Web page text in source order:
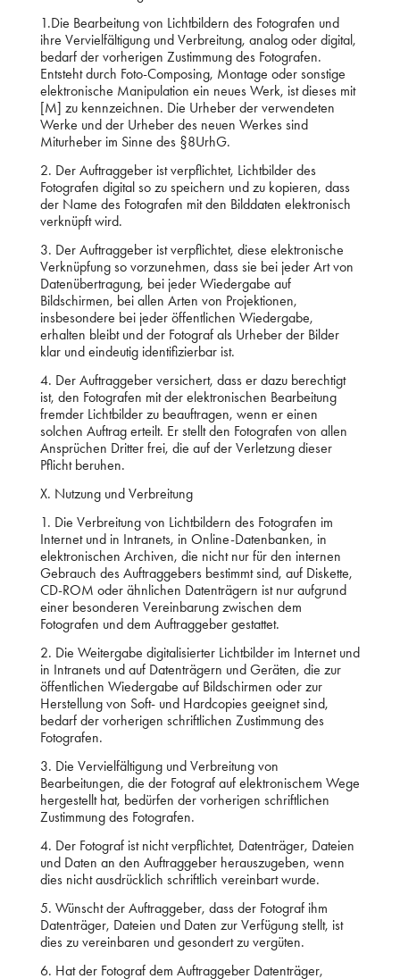
1.Die Bearbeitung von Lichtbildern des Fotografen und
ihre Vervielfältigung und Verbreitung, analog oder digital,
bedarf der vorherigen Zustimmung des Fotografen.
Entsteht durch Foto-Composing, Montage oder sonstige
elektronische Manipulation ein neues Werk, ist dieses mit
[M] zu kennzeichnen. Die Urheber der verwendeten
Werke und der Urheber des neuen Werkes sind
Miturheber im Sinne des §8UrhG.
2. Der Auftraggeber ist verpflichtet, Lichtbilder des
Fotografen digital so zu speichern und zu kopieren, dass
der Name des Fotografen mit den Bilddaten elektronisch
verknüpft wird.
3. Der Auftraggeber ist verpflichtet, diese elektronische
Verknüpfung so vorzunehmen, dass sie bei jeder Art von
Datenübertragung, bei jeder Wiedergabe auf
Bildschirmen, bei allen Arten von Projektionen,
insbesondere bei jeder öffentlichen Wiedergabe,
erhalten bleibt und der Fotograf als Urheber der Bilder
klar und eindeutig identifizierbar ist.
4. Der Auftraggeber versichert, dass er dazu berechtigt
ist, den Fotografen mit der elektronischen Bearbeitung
fremder Lichtbilder zu beauftragen, wenn er einen
solchen Auftrag erteilt. Er stellt den Fotografen von allen
Ansprüchen Dritter frei, die auf der Verletzung dieser
Pflicht beruhen.
X. Nutzung und Verbreitung
1. Die Verbreitung von Lichtbildern des Fotografen im
Internet und in Intranets, in Online-Datenbanken, in
elektronischen Archiven, die nicht nur für den internen
Gebrauch des Auftraggebers bestimmt sind, auf Diskette,
CD-ROM oder ähnlichen Datenträgern ist nur aufgrund
einer besonderen Vereinbarung zwischen dem
Fotografen und dem Auftraggeber gestattet.
2. Die Weitergabe digitalisierter Lichtbilder im Internet und
in Intranets und auf Datenträgern und Geräten, die zur
öffentlichen Wiedergabe auf Bildschirmen oder zur
Herstellung von Soft- und Hardcopies geeignet sind,
bedarf der vorherigen schriftlichen Zustimmung des
Fotografen.
3. Die Vervielfältigung und Verbreitung von
Bearbeitungen, die der Fotograf auf elektronischem Wege
hergestellt hat, bedürfen der vorherigen schriftlichen
Zustimmung des Fotografen.
4. Der Fotograf ist nicht verpflichtet, Datenträger, Dateien
und Daten an den Auftraggeber herauszugeben, wenn
dies nicht ausdrücklich schriftlich vereinbart wurde.
5. Wünscht der Auftraggeber, dass der Fotograf ihm
Datenträger, Dateien und Daten zur Verfügung stellt, ist
dies zu vereinbaren und gesondert zu vergüten.
6. Hat der Fotograf dem Auftraggeber Datenträger,